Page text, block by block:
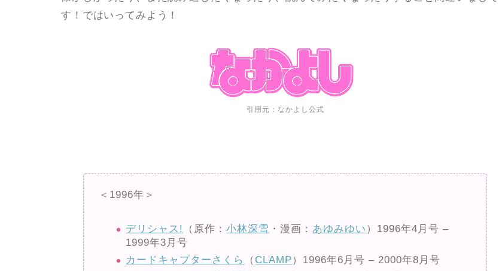
す！ではいってみよう！
引用元：なかよし公式
＜1996年＞
デリシャス! （原作：小林深雪 ・漫画： あゆみゆい ）1996年4月号 –
1999年3月号
カードキャプターさくら
（ CLAMP ）1996年6月号 – 2000年8月号